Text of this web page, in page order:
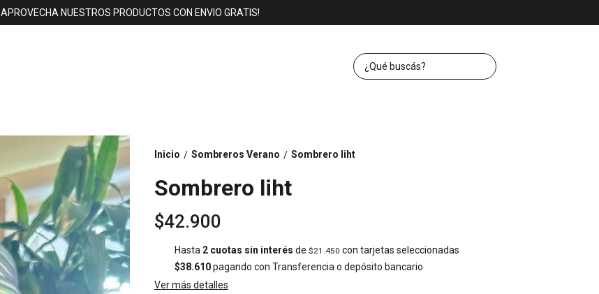
APROVECHA NUESTROS PRODUCTOS CON ENVIO GRATIS!
Inicio / Sombreros Verano / Sombrero liht
Sombrero liht
$42.900
Hasta 2 cuotas sin interés de $21.450 con tarjetas seleccionadas
$38.610pagando con Transferencia o depósito bancario
Ver más detalles